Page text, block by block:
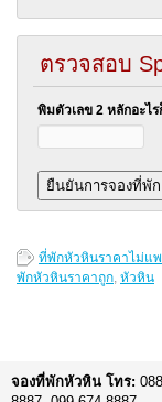
ตรวจสอบ
พิมตัวเลข 2 หลักอะไ
ที่พักหัวหินราคาไม่แพ
พักหัวหินราคาถูก, หัวหิน
จองที่พักหัวหิน โทร: